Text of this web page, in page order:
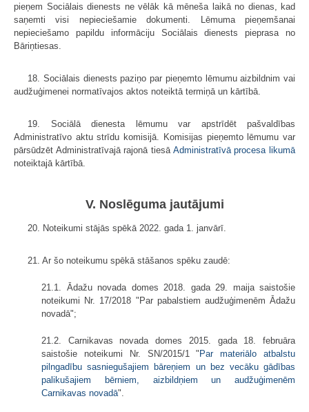
pieņem Sociālais dienests ne vēlāk kā mēneša laikā no dienas, kad
saņemti visi nepieciešamie dokumenti. Lēmuma pieņemšanai
nepieciešamo papildu informāciju Sociālais dienests pieprasa no
Bāriņtiesas.
18. Sociālais dienests paziņo par pieņemto lēmumu aizbildnim vai
audžuģimenei normatīvajos aktos noteiktā termiņā un kārtībā.
19. Sociālā dienesta lēmumu var apstrīdēt pašvaldības
Administratīvo aktu strīdu komisijā. Komisijas pieņemto lēmumu var
pārsūdzēt Administratīvajā rajonā tiesā Administratīvā procesa likumā
noteiktajā kārtībā.
V. Noslēguma jautājumi
20. Noteikumi stājās spēkā 2022. gada 1. janvārī.
21. Ar šo noteikumu spēkā stāšanos spēku zaudē:
21.1. Ādažu novada domes 2018. gada 29. maija saistošie
noteikumi Nr. 17/2018 "Par pabalstiem audžuģimenēm Ādažu
novadā";
21.2. Carnikavas novada domes 2015. gada 18. februāra
saistošie noteikumi Nr. SN/2015/1 " Par materiālo atbalstu
pilngadību sasniegušajiem bāreņiem un bez vecāku gādības
palikušajiem bērniem, aizbildņiem un audžuģimenēm
Carnikavas novadā".